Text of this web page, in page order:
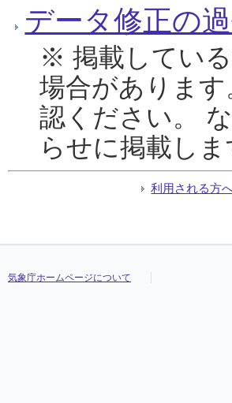
データ修正の
※ 掲載してい
場合がありま
認ください。
らせに掲載しま
利用される方
気象庁ホームページについて